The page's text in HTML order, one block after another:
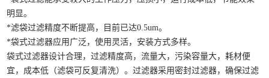
明显。
*滤袋过滤精度不断提高，目前已达0.5um。
*袋式过滤器应用广泛，使用灵活，安装方式多样。
袋式过滤器设计合理，过滤精度高，流量大，污染容量大，耗材便
宜，成本低（滤袋可反复清洗）。过滤器采用密封过滤器，确保过滤